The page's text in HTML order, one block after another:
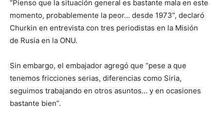
“Pienso que la situación general es bastante mala en este
momento, probablemente la peor… desde 1973”, declaró
Churkin en entrevista con tres periodistas en la Misión
de Rusia en la ONU.
Sin embargo, el embajador agregó que “pese a que
tenemos fricciones serias, diferencias como Siria,
seguimos trabajando en otros asuntos… y en ocasiones
bastante bien”.